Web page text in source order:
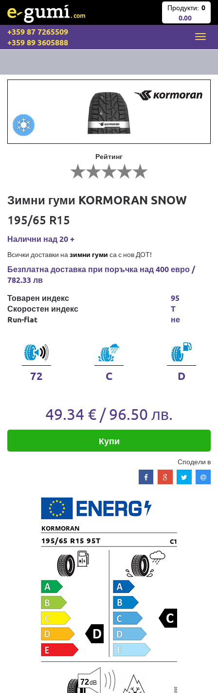
Продукти: 0
0.00
+359 87 7265509
+359 89 3605888
Рейтинг
Зимни гуми KORMORAN SNOW
195/65 R15
Налични над 20 +
Всички доставки на зимни гуми са с нов ДОТ!
Безплатна доставка при поръчка над 400 евро /
782.33 лв
Товарен индекс
Скоростен индекс
Run-flat
95
T
не
72 C D
49.34 € / 96.50 лв.
Купи
Сподели в
KORMORAN
195/65 R15 95T C1
72dB